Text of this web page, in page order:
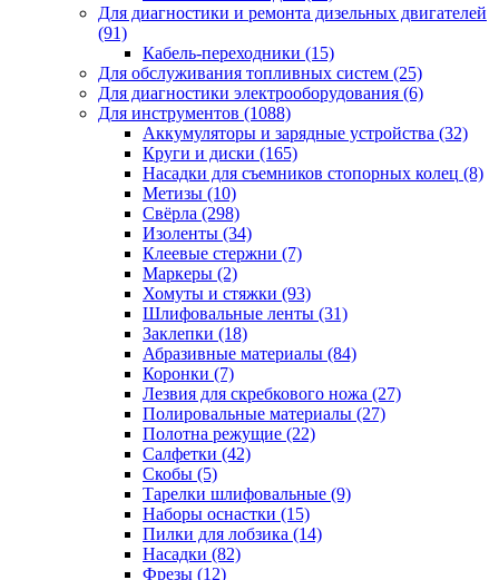
Для диагностики и ремонта дизельных двигателей
(91)
Кабель-переходники (15)
Для обслуживания топливных систем (25)
Для диагностики электрооборудования (6)
Для инструментов (1088)
Аккумуляторы и зарядные устройства (32)
Круги и диски (165)
Насадки для съемников стопорных колец (8)
Метизы (10)
Свёрла (298)
Изоленты (34)
Клеевые стержни (7)
Маркеры (2)
Хомуты и стяжки (93)
Шлифовальные ленты (31)
Заклепки (18)
Абразивные материалы (84)
Коронки (7)
Лезвия для скребкового ножа (27)
Полировальные материалы (27)
Полотна режущие (22)
Салфетки (42)
Скобы (5)
Тарелки шлифовальные (9)
Наборы оснастки (15)
Пилки для лобзика (14)
Насадки (82)
Фрезы (12)